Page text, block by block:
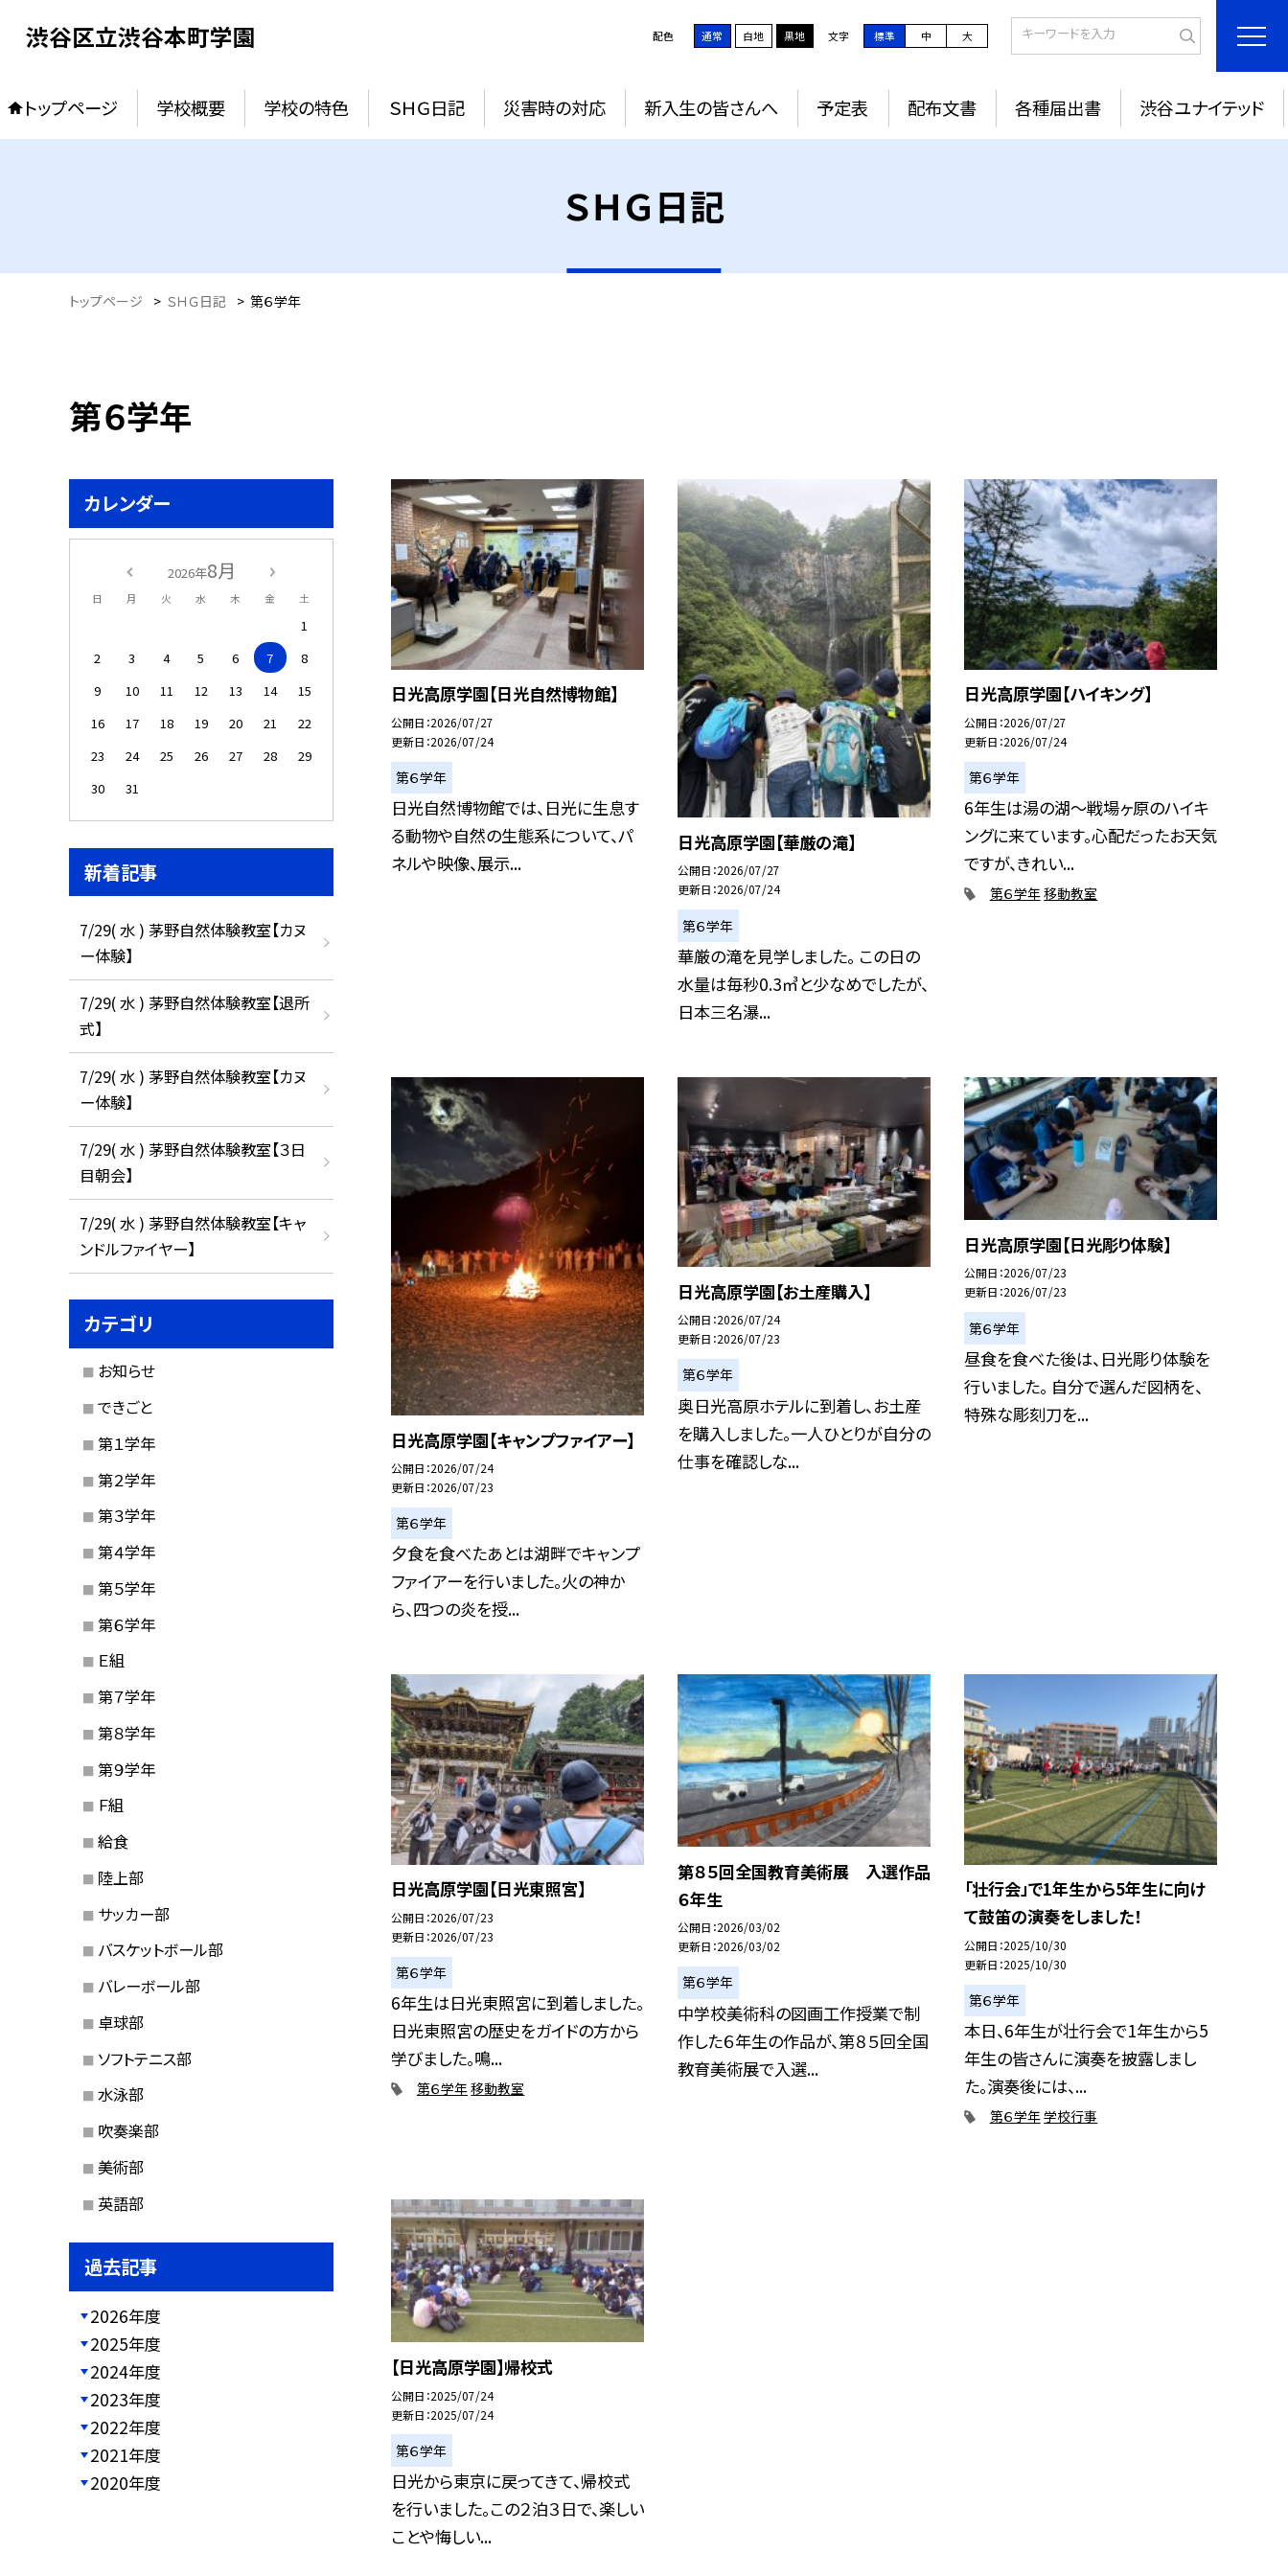
渋谷区立渋谷本町学園 配色 通常 白地 黒地 文字 標準 中 大
トップページ 学校概要 学校の特色 ＳＨＧ日記 災害時の対応 新入生の皆さんへ 予定表 配布文書 各種届出書 渋谷ユナイテッド
ＳＨＧ日記
トップページ > ＳＨＧ日記 > 第６学年
第６学年
日光高原学園【日光自然博物館】
公開日 2026/07/27
更新日 2026/07/24
第６学年
日光自然博物館では、日光に生息す
る動物や自然の生態系について、パ
ネルや映像、展示...
日光高原学園【華厳の滝】
公開日 2026/07/27
更新日 2026/07/24
第６学年
華厳の滝を見学しました。 この日の
水量は毎秒0.3㎥と少なめでしたが、
日本三名瀑...
日光高原学園【ハイキング】
公開日 2026/07/27
更新日 2026/07/24
第６学年
6年生は湯の湖〜戦場ヶ原のハイキ
ングに来ています。心配だったお天気
ですが、きれい...
第６学年移動教室
日光高原学園【キャンプファイアー】
公開日 2026/07/24
更新日 2026/07/23
第６学年
夕食を食べたあとは湖畔でキャンプ
ファイアーを行いました。火の神か
ら、四つの炎を授...
日光高原学園【お土産購入】
公開日 2026/07/24
更新日 2026/07/23
第６学年
奥日光高原ホテルに到着し、お土産
を購入しました。一人ひとりが自分の
仕事を確認しな...
日光高原学園【日光彫り体験】
公開日 2026/07/23
更新日 2026/07/23
第６学年
昼食を食べた後は、日光彫り体験を
行いました。 自分で選んだ図柄を、
特殊な彫刻刀を...
日光高原学園【日光東照宮】
公開日 2026/07/23
更新日 2026/07/23
第６学年
6年生は日光東照宮に到着しました。
日光東照宮の歴史をガイドの方から
学びました。鳴...
第６学年移動教室
第８５回全国教育美術展 入選作品
６年生
公開日 2026/03/02
更新日 2026/03/02
第６学年
中学校美術科の図画工作授業で制
作した６年生の作品が、第８５回全国
教育美術展で入選...
「壮行会」で1年生から5年生に向け
て鼓笛の演奏をしました！
公開日 2025/10/30
更新日 2025/10/30
第６学年
本日、6年生が壮行会で1年生から5
年生の皆さんに演奏を披露しまし
た。演奏後には、...
第６学年学校行事
【日光高原学園】帰校式
公開日 2025/07/24
更新日 2025/07/24
第６学年
日光から東京に戻ってきて、帰校式
を行いました。この２泊３日で、楽しい
ことや悔しい...
カレンダー
2026年8月
日 月 火 水 木 金 土
1
2
3 4 5 6 7
8
9
10 11 12 13 14
15
16
17 18 19 20 21
22
23
24 25 26 27 28
29
30
31
新着記事
7/29( 水 ) 茅野自然体験教室【カヌ
ー体験】
7/29( 水 ) 茅野自然体験教室【退所
式】
7/29( 水 ) 茅野自然体験教室【カヌ
ー体験】
7/29( 水 ) 茅野自然体験教室【３日
目朝会】
7/29( 水 ) 茅野自然体験教室【キャ
ンドルファイヤー】
カテゴリ
お知らせ
できごと
第１学年
第２学年
第３学年
第４学年
第５学年
第６学年
Ｅ組
第７学年
第８学年
第９学年
Ｆ組
給食
陸上部
サッカー部
バスケットボール部
バレーボール部
卓球部
ソフトテニス部
水泳部
吹奏楽部
美術部
英語部
過去記事
2026年度
2025年度
2024年度
2023年度
2022年度
2021年度
2020年度